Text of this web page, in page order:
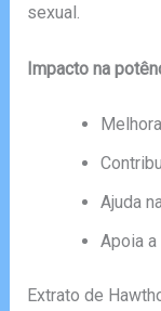
sexual.
Impacto na
Ajuda
Apoia
Extrato de